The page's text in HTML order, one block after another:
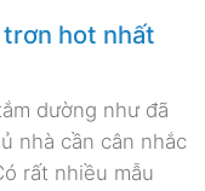
trơn hot nhất
dường như đã
nhà cần cân nhắc
rất nhiều mẫu